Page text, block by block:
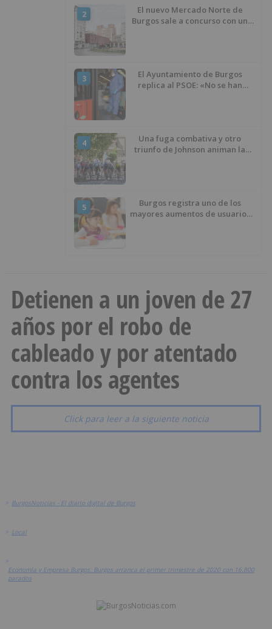
2
El nuevo Mercado Norte de
Burgos sale a concurso con un
3
El Ayuntamiento de Burgos
replica al PSOE: «No se han
4
Una fuga combativa y otro
triunfo de Johnson animan la
5
Burgos registra uno de los
mayores aumentos de usuarios
Detienen a un joven de 27
años por el robo de
cableado y por atentado
contra los agentes
Click para leer a la siguiente noticia
> BurgosNoticias - El diario digital de Burgos
> Local
>
Economía y Empresa Burgos: Burgos arranca el primer trimestre de 2020 con 16.800
parados